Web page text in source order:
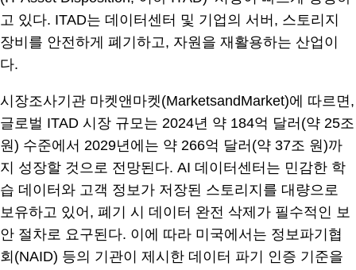
고 있다. ITAD는 데이터센터 및 기업의 서버, 스토리지
장비를 안전하게 폐기하고, 자원을 재활용하는 산업이
다.
시장조사기관 마켓앤마켓(MarketsandMarket)에 따르면,
글로벌 ITAD 시장 규모는 2024년 약 184억 달러(약 25조
원) 수준에서 2029년에는 약 266억 달러(약 37조 원)까
지 성장할 것으로 전망된다. AI 데이터센터는 민감한 학
습 데이터와 고객 정보가 저장된 스토리지를 대량으로
보유하고 있어, 폐기 시 데이터 완전 삭제가 필수적인 보
안 절차로 요구된다. 이에 따라 미국에서는 정보파기협
회(NAID) 등의 기관이 제시한 데이터 파기 인증 기준을